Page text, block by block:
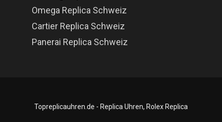
Omega Replica Schweiz
Cartier Replica Schweiz
Panerai Replica Schweiz
Topreplicauhren.de - Replica Uhren, Rolex Replica